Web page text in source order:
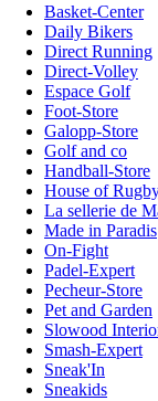
Basket-Center
Daily Bikers
Direct Running
Direct-Volley
Espace Golf
Foot-Store
Galopp-Store
Golf and co
Handball-Store
House of
La sellerie de
Made in Paradis
On-Fight
Padel-Expert
Pecheur-Store
Pet and Garden
Slowood
Smash-Expert
Sneak'In
Sneakids